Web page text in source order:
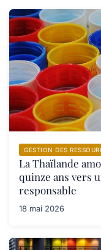
GESTION DES
La Thaïlande
quinze ans vers
responsable
18 mai 2026